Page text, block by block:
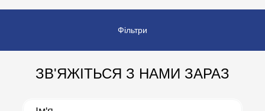
Фільтри
ЗВ'ЯЖІТЬСЯ З НАМИ ЗАРАЗ